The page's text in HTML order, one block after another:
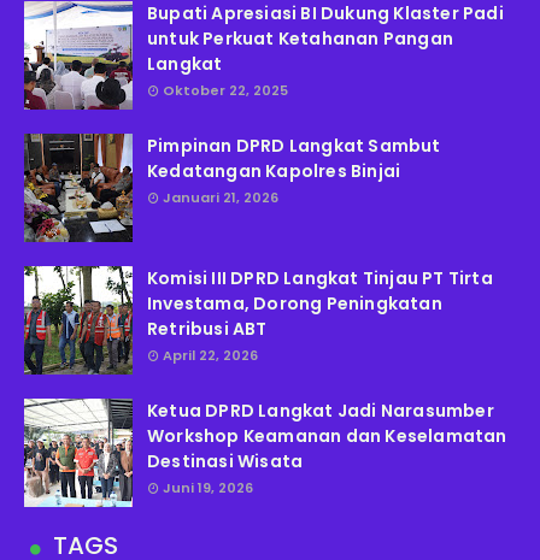
Bupati Apresiasi BI Dukung Klaster Padi
untuk Perkuat Ketahanan Pangan
Langkat
Oktober 22, 2025
Pimpinan DPRD Langkat Sambut
Kedatangan Kapolres Binjai
Januari 21, 2026
Komisi III DPRD Langkat Tinjau PT Tirta
Investama, Dorong Peningkatan
Retribusi ABT
April 22, 2026
Ketua DPRD Langkat Jadi Narasumber
Workshop Keamanan dan Keselamatan
Destinasi Wisata
Juni 19, 2026
TAGS